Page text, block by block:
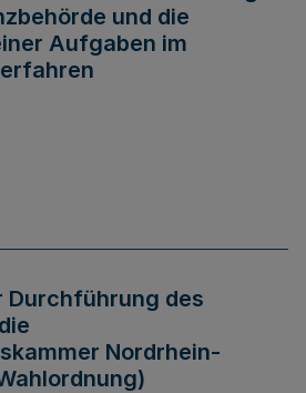
und die
Aufgaben im
Durchführung des
Nordrhein-